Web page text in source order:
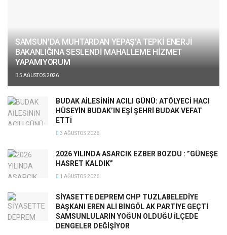
SAMSUN’DA MUHTARDAN YEPAŞ’A TEPKİ ENERJİ
BAKANLIĞINA SESLENDİ MAHALLEME HİZMET
YAPAMIYORUM
5 AĞUSTOS 2026
BUDAK AİLESİNİN ACILI GÜNÜ: ATÖLYECİ HACI
HÜSEYİN BUDAK’IN EŞİ ŞEHRİ BUDAK VEFAT
ETTİ
3 AĞUSTOS 2026
2026 YILINDA ASARCIK EZBER BOZDU : ”GÜNEŞE
HASRET KALDIK”
1 AĞUSTOS 2026
SİYASETTE DEPREM CHP TUZLABELEDİYE
BAŞKANI EREN ALİ BİNGÖL AK PARTİYE GEÇTİ
SAMSUNLULARIN YOĞUN OLDUĞU İLÇEDE
DENGELER DEĞİŞİYOR